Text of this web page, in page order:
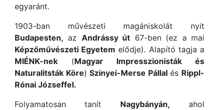
egyaránt.
1903-ban művészeti magániskolát nyit
Budapesten, az Andrássy út 67-ben (ez a mai
Képzőművészeti Egyetem elődje). Alapító tagja a
MIÉNK-nek (Magyar Impresszionisták és
Naturalitsták Köre)Szinyei-Merse Pállalés Rippl-
Rónai Józseffel.
Folyamatosan tanít Nagybányán, ahol